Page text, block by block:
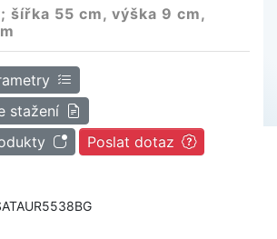
šířka 55 cm, výška 9 cm,
stažení
Poslat dotaz